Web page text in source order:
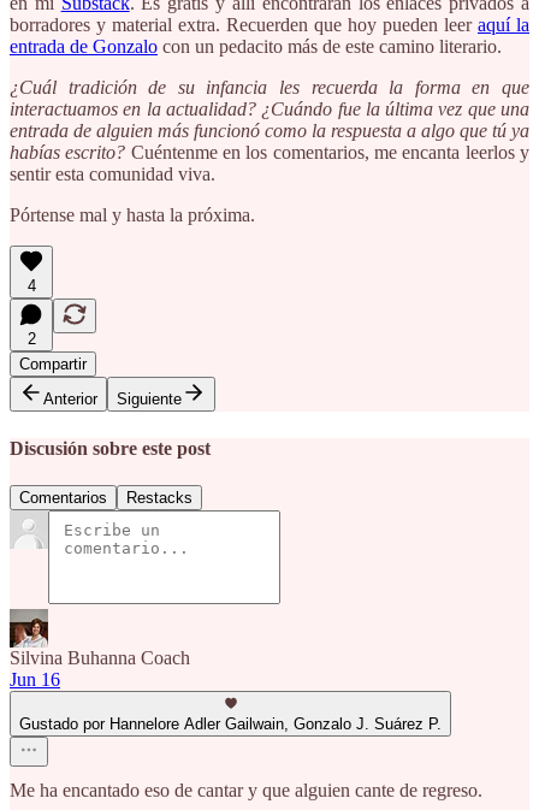
borradores y material extra. Recuerden que hoy pueden leer aquí la
entrada de Gonzalo con un pedacito más de este camino literario.
¿Cuál tradición de su infancia les recuerda la forma en que
interactuamos en la actualidad? ¿Cuándo fue la última vez que una
entrada de alguien más funcionó como la respuesta a algo que tú ya
habías escrito? Cuéntenme en los comentarios, me encanta leerlos y
sentir esta comunidad viva.
Pórtense mal y hasta la próxima.
4
2
Compartir
Anterior
Siguiente
Discusión sobre este post
Comentarios Restacks
Silvina Buhanna Coach
Jun 16
Gustado por Hannelore Adler Gailwain, Gonzalo J. Suárez P.
Me ha encantado eso de cantar y que alguien cante de regreso.